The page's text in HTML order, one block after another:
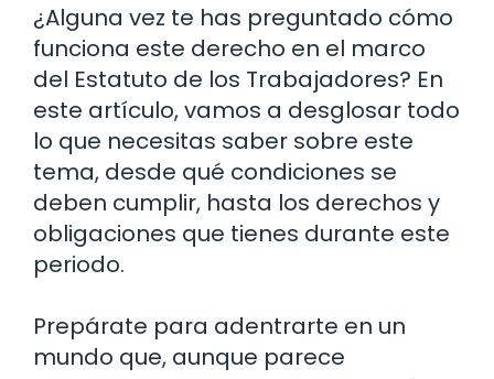
¿Alguna vez te has preguntado cómo
funciona este derecho en el marco
del Estatuto de los Trabajadores? En
este artículo, vamos a desglosar todo
lo que necesitas saber sobre este
tema, desde qué condiciones se
deben cumplir, hasta los derechos y
obligaciones que tienes durante este
periodo.
Prepárate para adentrarte en un
mundo que, aunque parece